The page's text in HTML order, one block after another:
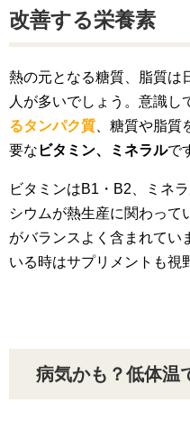
改善する栄養素
熱の元となる糖質、脂質は
人が多いでしょう。意識し
るタンパク質 、糖質や脂
要な ビタミン、ミネラルで
ビタミンはB1・B2、ミネ
シウムが熱生産に関わって
がバランスよく含まれてい
いる時はサプリメントも視
病気かも？低体温